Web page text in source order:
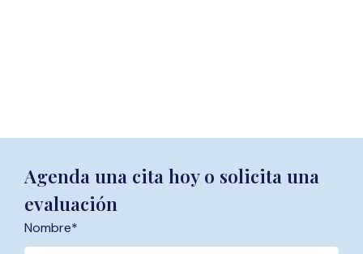
Agenda una cita hoy o solicita una
evaluación
Nombre*